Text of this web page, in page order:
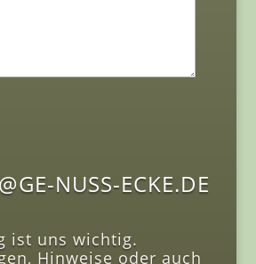
NUSS-ECKE.DE
ist uns wichtig.
Hinweise oder auch